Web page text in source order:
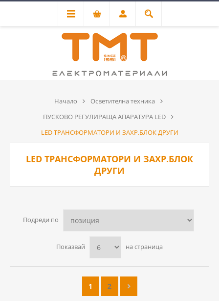
Начало
Осветителна техника
ПУСКОВО РЕГУЛИРАЩА АПАРАТУРА LED
LED ТРАНСФОРМАТОРИ И ЗАХР.БЛОК ДРУГИ
LED ТРАНСФОРМАТОРИ И ЗАХР.БЛОК
ДРУГИ
Подреди по
Показвай на страница
1 2